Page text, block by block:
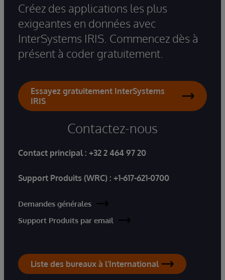
Créez des applications les plus
exigeantes en données avec
InterSystems IRIS. Commencez dès à
présent à coder gratuitement.
Essayez gratuitement InterSystems
IRIS
Contactez-nous
Contact principal : +32 2 464 97 20
Support Produits (WRC) : +1-617-621-0700
Demandes générales
Support Produits par email
Liste des bureaux à l'International